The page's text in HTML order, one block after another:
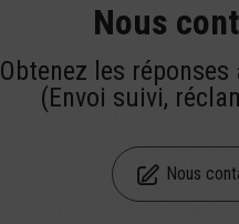
Nous
Obtenez les
(Envoi suivi,
Nous